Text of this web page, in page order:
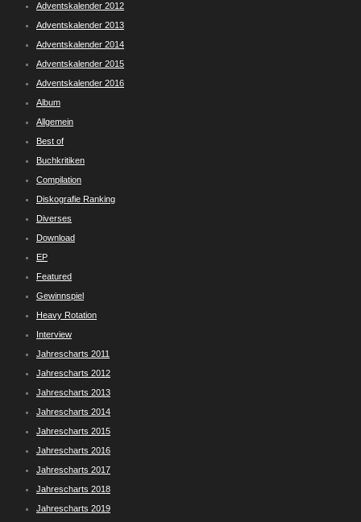
Adventskalender 2012
Adventskalender 2013
Adventskalender 2014
Adventskalender 2015
Adventskalender 2016
Album
Allgemein
Best of
Buchkritiken
Compilation
Diskografie Ranking
Diverses
Download
EP
Featured
Gewinnspiel
Heavy Rotation
Interview
Jahrescharts 2011
Jahrescharts 2012
Jahrescharts 2013
Jahrescharts 2014
Jahrescharts 2015
Jahrescharts 2016
Jahrescharts 2017
Jahrescharts 2018
Jahrescharts 2019